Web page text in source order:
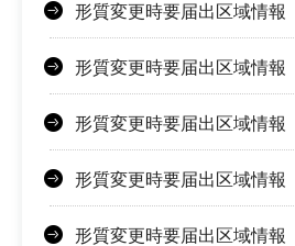
形質変更時要届出区域情報
形質変更時要届出区域情報
形質変更時要届出区域情報
形質変更時要届出区域情報
形質変更時要届出区域情報